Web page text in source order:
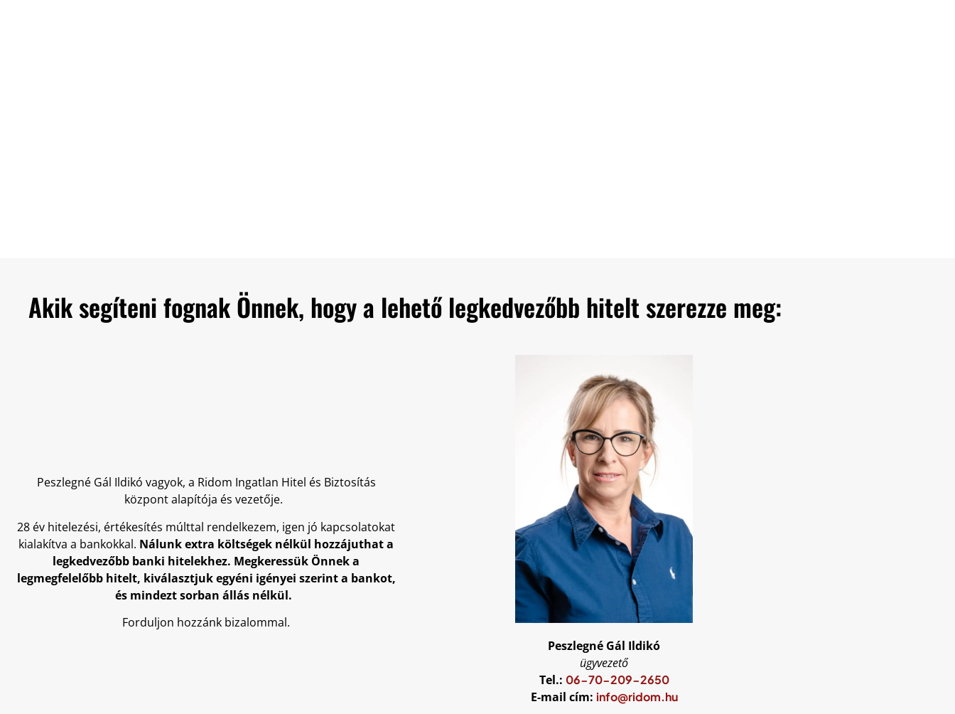
Akik segíteni fognak Önnek, hogy a lehető legkedvezőbb hitelt szerezze meg:
Peszlegné Gál Ildikó vagyok, a Ridom Ingatlan Hitel és Biztosítás
központ alapítója és vezetője.
28 év hitelezési, értékesítés múlttal rendelkezem, igen jó kapcsolatokat
kialakítva a bankokkal. Nálunk extra költségek nélkül hozzájuthat a
legkedvezőbb banki hitelekhez. Megkeressük Önnek a
legmegfelelőbb hitelt, kiválasztjuk egyéni igényei szerint a bankot,
és mindezt sorban állás nélkül.
Forduljon hozzánk bizalommal.
Peszlegné Gál Ildikó
ügyvezető
Tel.: 06-70-209-2650
E-mail cím: info@ridom.hu